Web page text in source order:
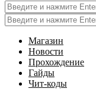
Магазин
Новости
Прохождение
Гайды
Чит-коды